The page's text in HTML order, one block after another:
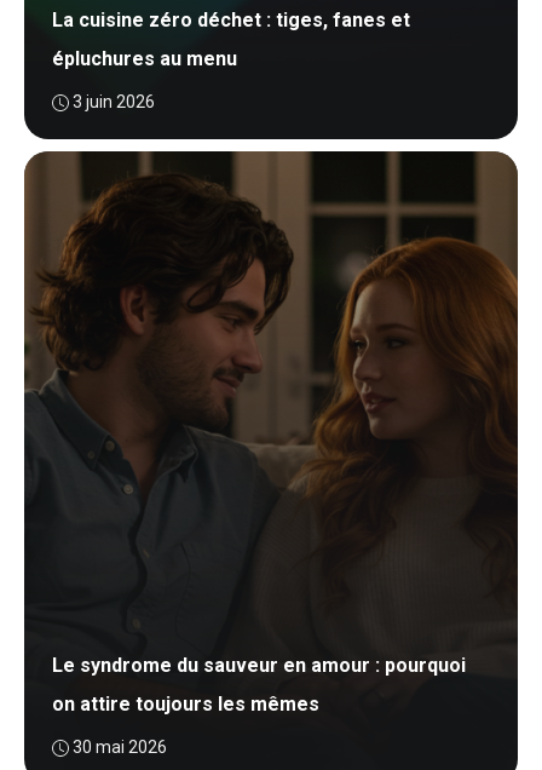
La cuisine zéro déchet : tiges, fanes et
épluchures au menu
3 juin 2026
Le syndrome du sauveur en amour : pourquoi
on attire toujours les mêmes
30 mai 2026